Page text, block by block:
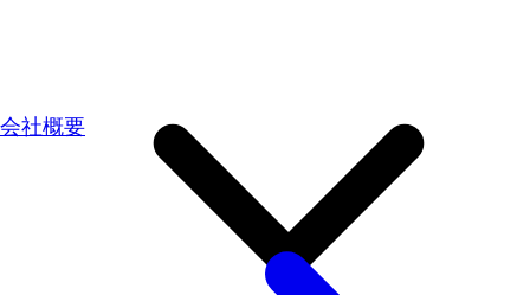
会社概要